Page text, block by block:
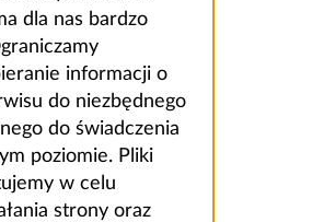
dla nas bardzo
informacji o
do niezbędnego
do świadczenia
poziomie. Pliki
w celu
strony oraz